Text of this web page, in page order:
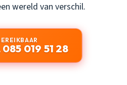
wereld van verschil.
085 019 51 28